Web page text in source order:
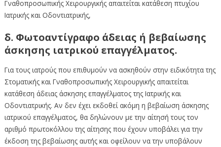
Γναθοπροσωπικής Χειρουργικής απαιτείται κατάθεση πτυχίου
Ιατρικής και Οδοντιατρικής,
δ. Φωτοαντίγραφο άδειας ή βεβαίωσης
άσκησης ιατρικού επαγγέλματος.
Για τους ιατρούς που επιθυμούν να ασκηθούν στην ειδικότητα της
Στοματικής και Γναθοπροσωπικής Χειρουργικής απαιτείται
κατάθεση άδειας άσκησης επαγγέλματος της Ιατρικής και
Οδοντιατρικής. Αν δεν έχει εκδοθεί ακόμη η βεβαίωση άσκησης
ιατρικού επαγγέλματος, θα δηλώνουν με την αίτησή τους τον
αριθμό πρωτοκόλλου της αίτησης που έχουν υποβάλει για την
έκδοση της βεβαίωσης αυτής και οφείλουν να την υποβάλουν